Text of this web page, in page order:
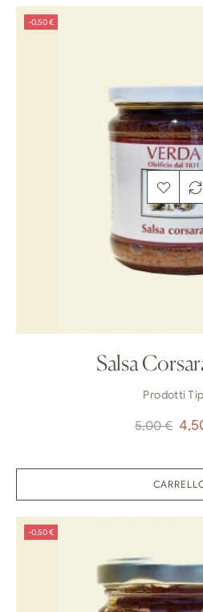
-0,50 €
Salsa
Prodotti
Prezzo
5,00 €
-0,50 €